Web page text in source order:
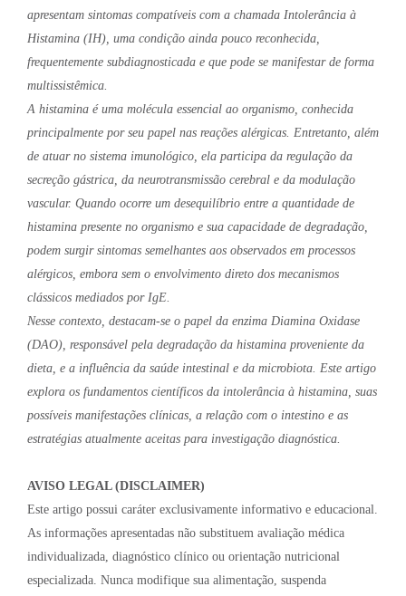
apresentam sintomas compatíveis com a chamada Intolerância à
Histamina (IH), uma condição ainda pouco reconhecida,
frequentemente subdiagnosticada e que pode se manifestar de forma
multissistêmica.
A histamina é uma molécula essencial ao organismo, conhecida
principalmente por seu papel nas reações alérgicas. Entretanto, além
de atuar no sistema imunológico, ela participa da regulação da
secreção gástrica, da neurotransmissão cerebral e da modulação
vascular. Quando ocorre um desequilíbrio entre a quantidade de
histamina presente no organismo e sua capacidade de degradação,
podem surgir sintomas semelhantes aos observados em processos
alérgicos, embora sem o envolvimento direto dos mecanismos
clássicos mediados por IgE.
Nesse contexto, destacam-se o papel da enzima Diamina Oxidase
(DAO), responsável pela degradação da histamina proveniente da
dieta, e a influência da saúde intestinal e da microbiota. Este artigo
explora os fundamentos científicos da intolerância à histamina, suas
possíveis manifestações clínicas, a relação com o intestino e as
estratégias atualmente aceitas para investigação diagnóstica.
AVISO LEGAL (DISCLAIMER)
Este artigo possui caráter exclusivamente informativo e educacional.
As informações apresentadas não substituem avaliação médica
individualizada, diagnóstico clínico ou orientação nutricional
especializada. Nunca modifique sua alimentação, suspenda